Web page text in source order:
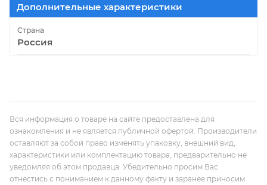
Дополнительные характеристики
Страна
Россия
Вся информация о товаре на сайте предоставлена для
ознакомления и не является публичной офертой. Производители
оставляют за собой право изменять упаковку, внешний вид,
характеристики или комплектацию товара, предварительно не
уведомляя об этом продавца. Убедительно просим Вас
отнестись с пониманием к данному факту и заранее приносим